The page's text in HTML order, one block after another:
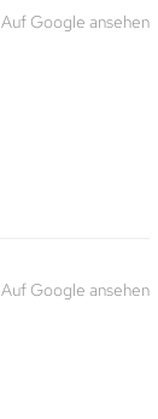
Auf Google ansehen
Auf Google ansehen